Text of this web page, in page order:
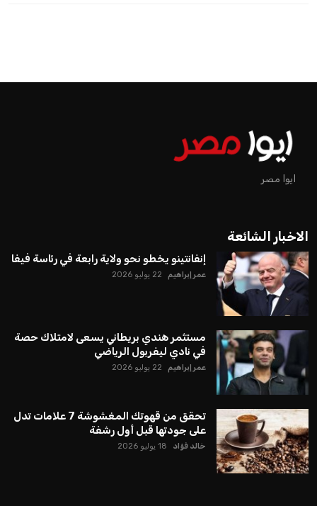
ايوا مصر
الاخبار الشائعة
إنفانتينو يخطو نحو ولاية رابعة في رئاسة فيفا
عمر إبراهيم 22 يوليو 2026
مستثمر هندي بريطاني يسعى لامتلاك حصة
في نادي ليفربول الرياضي
عمر إبراهيم 22 يوليو 2026
تحقق من قهوتك المغشوشة 7 علامات تدل
على جودتها قبل أول رشفة
خالد فؤاد 18 يوليو 2026